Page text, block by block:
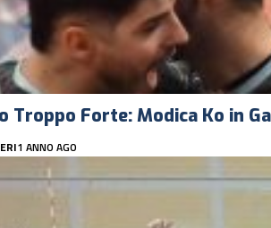
Troppo Forte: Modica Ko in
1 ANNO AGO